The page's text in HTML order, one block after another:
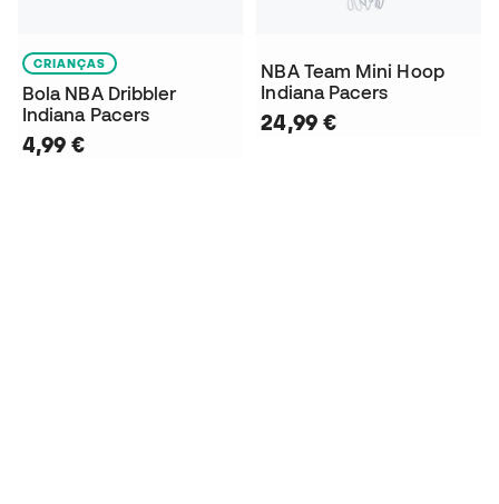
CRIANÇAS
Bola NBA Dribbler
Indiana Pacers
4,99 €
NBA Team Mini Hoop
Indiana Pacers
24,99 €